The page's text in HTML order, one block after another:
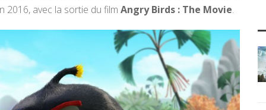
2016, avec la sortie du film Angry Birds : The Movie.